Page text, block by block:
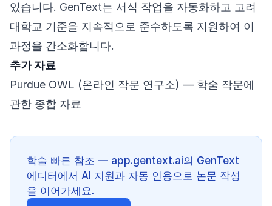
있습니다. GenText는 서식 작업을 자동화하고 고려
대학교 기준을 지속적으로 준수하도록 지원하여 이
과정을 간소화합니다.
추가 자료
Purdue OWL (온라인 작문 연구소) — 학술 작문에
관한 종합 자료
학술 빠른 참조 — app.gentext.ai의 GenText
에디터에서 AI 지원과 자동 인용으로 논문 작성
을 이어가세요.